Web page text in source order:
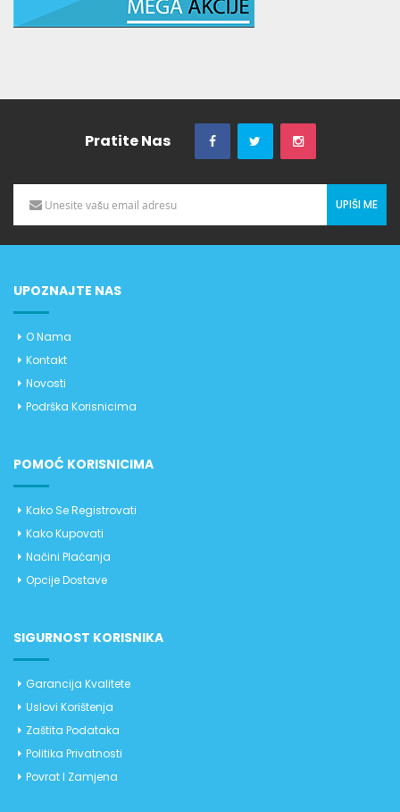
Pratite Nas
UPIŠI ME
UPOZNAJTE NAS
O Nama
Kontakt
Novosti
Podrška Korisnicima
POMOĆ KORISNICIMA
Kako Se Registrovati
Kako Kupovati
Načini Plaćanja
Opcije Dostave
SIGURNOST KORISNIKA
Garancija Kvalitete
Uslovi Korištenja
Zaštita Podataka
Politika Privatnosti
Povrat I Zamjena